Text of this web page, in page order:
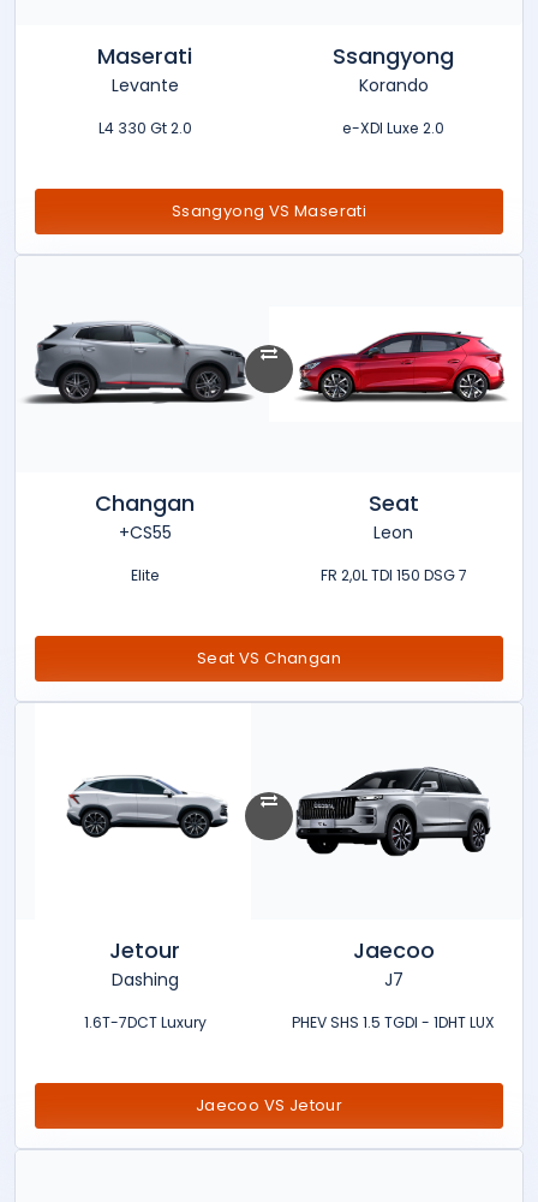
Ssangyong
Korando
2.0 e-XDI Luxe
Maserati
Levante
2.0 L4 330 Gt
Ssangyong VS Maserati
Seat
Leon
FR 2,0L TDI 150 DSG 7
Changan
CS55+
Elite
Seat VS Changan
Jaecoo
J7
PHEV SHS 1.5 TGDI - 1DHT LUX
Jetour
Dashing
1.6T-7DCT Luxury
Jaecoo VS Jetour